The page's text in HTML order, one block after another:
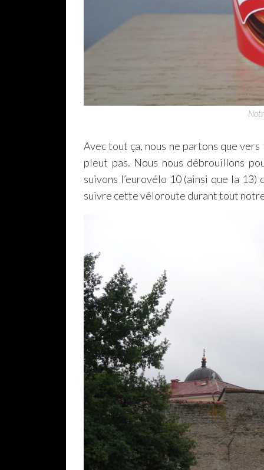
Avec tout ça, nous ne partons que
pleut pas. Nous nous débrouillons
suivons l’eurovélo 10 (ainsi que la
suivre cette véloroute durant tout